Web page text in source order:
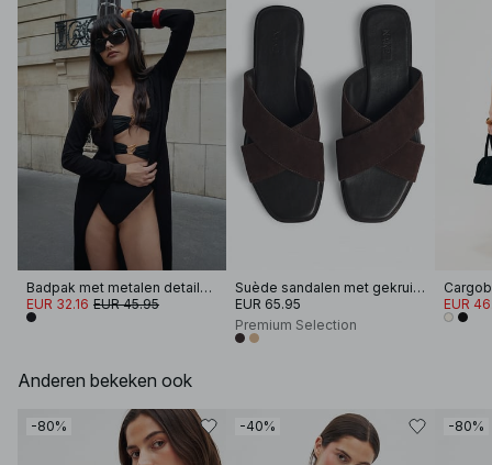
Badpak met metalen details en cut-out
EUR 32.16 EUR 45.95
Suède sandalen met gekruiste bandjes
EUR 65.95
Premium Selection
EUR
Anderen bekeken ook
-80% -40% -80%